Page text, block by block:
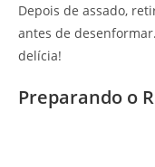
Depois de assado,
antes de
delícia!
Preparando o